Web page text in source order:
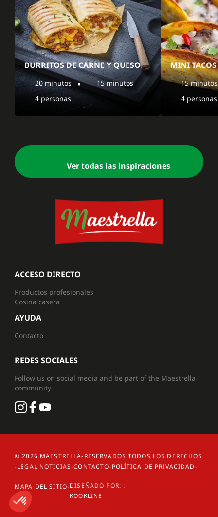
BURRITOS DE CARNE Y QUESO
20 minutos
15 minutos
4 personas
MINI TACOS
15 minutos
4 personas
Ver todas las inspiraciones
ACCESO DIRECTO
Productos profesionales
Cosina casera
AYUDA
Contacto
REDES SOCIALES
Follow us on social media and be part of the Maestrella
community :
© 2026 MAESTRELLA-RESERVADOS TODOS LOS DERECHOS
-LEGAL NOTICIAS-CONTACTO-POLÍTICA DE PRIVACIDAD-
MAPA DEL SITIO-DISEÑADO POR: :
KOOKLINE